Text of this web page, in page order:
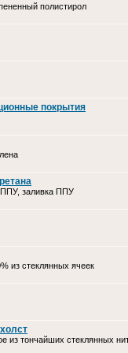
полистирол
покрытия
заливка ППУ
из стеклянных ячеек
из тончайших стеклянных